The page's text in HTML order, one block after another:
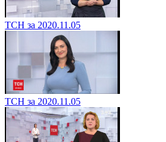
ТСН за 2020.11.05
ТСН за 2020.11.05